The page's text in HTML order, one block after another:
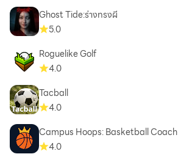
Ghost Tide:ร่างทรงผี
5.0
Roguelike Golf
4.0
Tacball
4.0
Campus Hoops: Basketball Coach
4.0